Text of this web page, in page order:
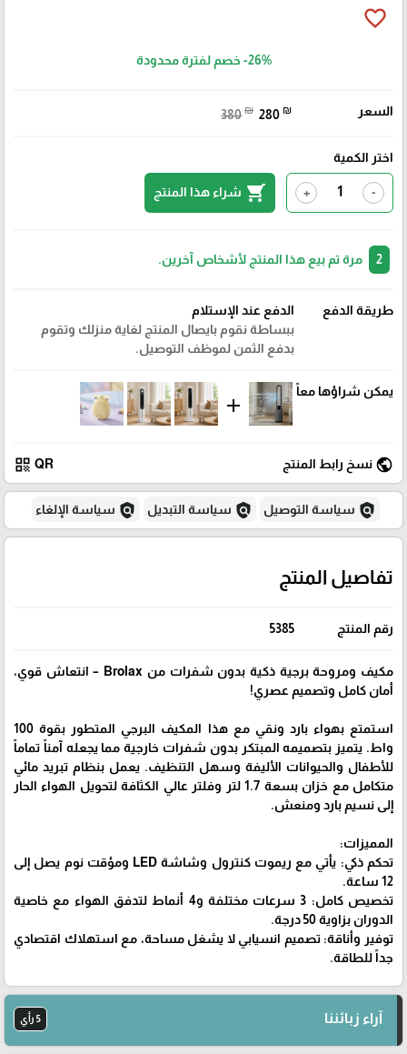
favorite_border
-26% خصم لفترة محدودة
السعر 380 ₪ 280 ₪
اختر الكمية
-
+
shopping_cart شراء هذا المنتج
مرة تم بيع هذا المنتج لأشخاص آخرين.
طريقة الدفع
الدفع عند الإستلام
ببساطة نقوم بايصال المنتج لغاية منزلك وتقوم
بدفع الثمن لموظف التوصيل.
يمكن شراؤها معاً
add
public نسخ رابط المنتج QR
qr_code
policy سياسة التوصيل policy سياسة التبديل policy سياسة الإلغاء
تفاصيل المنتج
رقم المنتج 5385
مكيف ومروحة برجية ذكية بدون شفرات من Brolax – انتعاش قوي،
أمان كامل وتصميم عصري!
استمتع بهواء بارد ونقي مع هذا المكيف البرجي المتطور بقوة 100
واط. يتميز بتصميمه المبتكر بدون شفرات خارجية مما يجعله آمناً تماماً
للأطفال والحيوانات الأليفة وسهل التنظيف. يعمل بنظام تبريد مائي
متكامل مع خزان بسعة 1.7 لتر وفلتر عالي الكثافة لتحويل الهواء الحار
إلى نسيم بارد ومنعش.
المميزات:
تحكم ذكي: يأتي مع ريموت كنترول وشاشة LED ومؤقت نوم يصل إلى
12 ساعة.
تخصيص كامل: 3 سرعات مختلفة و4 أنماط لتدفق الهواء مع خاصية
الدوران بزاوية 50 درجة.
توفير وأناقة: تصميم انسيابي لا يشغل مساحة، مع استهلاك اقتصادي
جداً للطاقة.
آراء زبائننا 5 رأي